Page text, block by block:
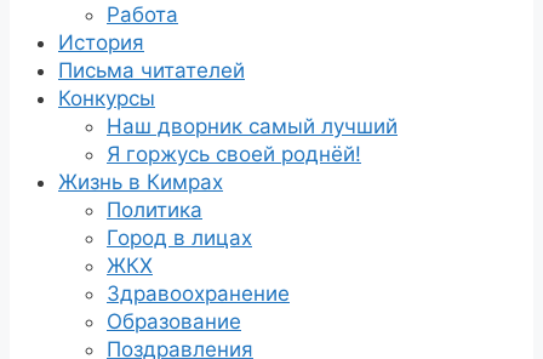
Работа
История
Письма читателей
Конкурсы
Наш дворник самый лучший
Я горжусь своей роднёй!
Жизнь в Кимрах
Политика
Город в лицах
ЖКХ
Здравоохранение
Образование
Поздравления